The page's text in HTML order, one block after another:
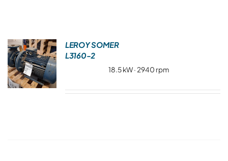
Projecten
LEROY SOMER
L3160-2
18.5 kW · 2940 rpm